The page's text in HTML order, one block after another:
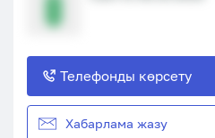
Телефонды көрсету
Хабарлама жазу